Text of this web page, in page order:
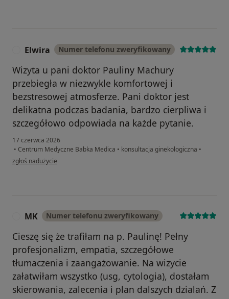
Elwira Numer telefonu zweryfikowany
Wizyta u pani doktor Pauliny Machury
przebiegła w niezwykle komfortowej i
bezstresowej atmosferze. Pani doktor jest
delikatna podczas badania, bardzo cierpliwa i
szczegółowo odpowiada na każde pytanie.
17 czerwca 2026
• Centrum Medyczne Babka Medica • konsultacja ginekologiczna •
w opinii użytkownika Elwira
zgłoś nadużycie
MK Numer telefonu zweryfikowany
Cieszę się że trafiłam na p. Paulinę! Pełny
profesjonalizm, empatia, szczegółowe
tłumaczenia i zaangażowanie. Na wizycie
załatwiłam wszystko (usg, cytologia), dostałam
skierowania, zalecenia i plan dalszych dzialań. Z